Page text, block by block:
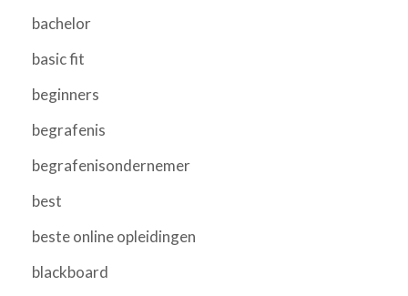
bachelor
basic fit
beginners
begrafenis
begrafenisondernemer
best
beste online opleidingen
blackboard